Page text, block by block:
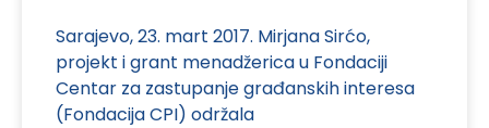
Sarajevo, 23. mart 2017. Mirjana Sirćo,
projekt i grant menadžerica u Fondaciji
Centar za zastupanje građanskih interesa
(Fondacija CPI) održala